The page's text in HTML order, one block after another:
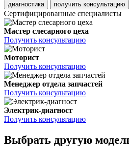
диагностика получить консультацию
Сертифицированные специалисты
Мастер слесарного цеха
Получить консультацию
Моторист
Получить консультацию
Менеджер отдела запчастей
Получить консультацию
Электрик-диагност
Получить консультацию
Выбрать другую